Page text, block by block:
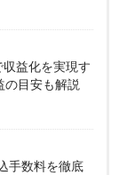
収益化を実現す
の目安も解説
手数料を徹底